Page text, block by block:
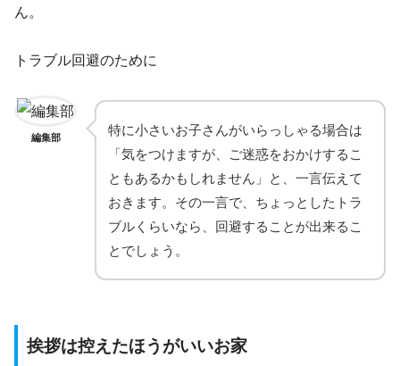
ん。
トラブル回避のために
編集部
特に小さいお子さんがいらっしゃる場合は
「気をつけますが、ご迷惑をおかけするこ
ともあるかもしれません」と、一言伝えて
おきます。その一言で、ちょっとしたトラ
ブルくらいなら、回避することが出来るこ
とでしょう。
挨拶は控えたほうがいいお家